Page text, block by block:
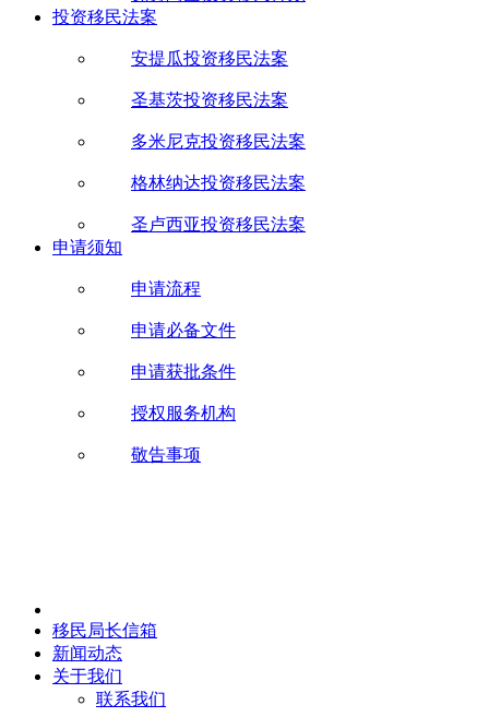
投资移民法案
安提瓜投资移民法案
圣基茨投资移民法案
多米尼克投资移民法案
格林纳达投资移民法案
圣卢西亚投资移民法案
申请须知
申请流程
申请必备文件
申请获批条件
授权服务机构
敬告事项
移民局长信箱
新闻动态
关于我们
联系我们